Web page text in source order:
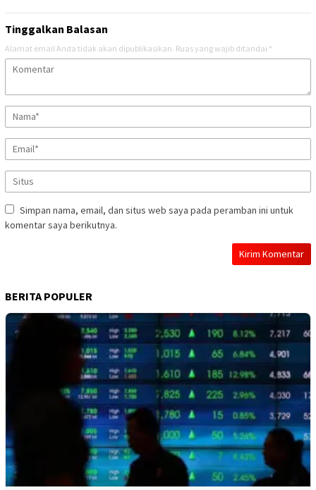
Tinggalkan Balasan
Alamat email Anda tidak akan dipublikasikan. Ruas yang wajib ditandai *
Simpan nama, email, dan situs web saya pada peramban ini untuk
komentar saya berikutnya.
BERITA POPULER